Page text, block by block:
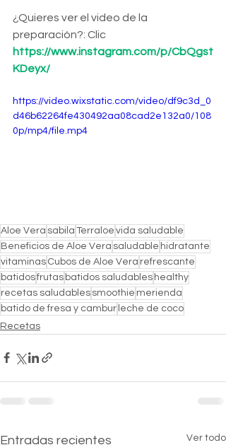
¿Quieres ver el video de la
preparación?: Clic
https://www.instagram.com/p/CbQgst
KDeyx/
https://video.wixstatic.com/video/df9c3d_0
d46b62264fe430492aa08cad2e132a0/108
0p/mp4/file.mp4
Aloe Vera sabila Terraloe vida saludable
Beneficios de Aloe Vera saludable hidratante
vitaminas Cubos de Aloe Vera refrescante
batidosfrutas batidos saludables healthy
recetas saludables smoothie merienda
batido de fresa y cambur leche de coco
Recetas
Entradas recientes Ver todo